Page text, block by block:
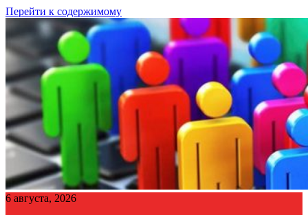
Перейти к содержимому
6 августа, 2026